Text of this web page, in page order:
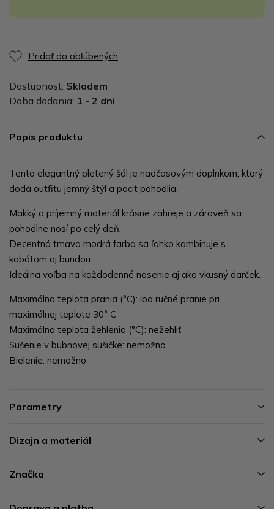
Pridať do obľúbených
Dostupnosť: Skladem
Doba dodania: 1 - 2 dni
Popis produktu
Tento elegantný pletený šál je nadčasovým doplnkom, ktorý
dodá outfitu jemný štýl a pocit pohodlia.
Mäkký a príjemný materiál krásne zahreje a zároveň sa
pohodlne nosí po celý deň.
Decentná tmavo modrá farba sa ľahko kombinuje s
kabátom aj bundou.
Ideálna voľba na každodenné nosenie aj ako vkusný darček.
Maximálna teplota prania (°C): iba ručné pranie pri
maximálnej teplote 30° C
Maximálna teplota žehlenia (°C): nežehliť
Sušenie v bubnovej sušičke: nemožno
Bielenie: nemožno
Parametry
Dizajn a materiál
Značka